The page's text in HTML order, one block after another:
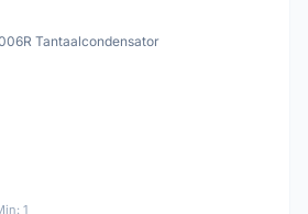
Tantaalcondensator
1